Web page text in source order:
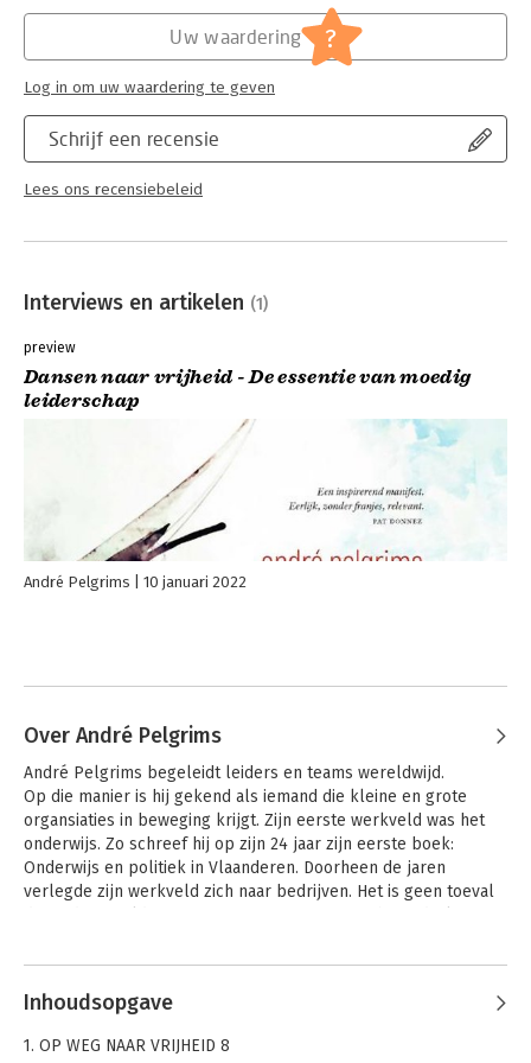
Schrijf een recensie
Lees ons recensiebeleid
Uw waardering ?
Log in om uw waardering te geven
Interviews en artikelen (1)
preview
Dansen naar vrijheid - De essentie van moedig
leiderschap
André Pelgrims 10 januari 2022
Over André Pelgrims
André Pelgrims begeleidt leiders en teams wereldwijd.
Op die manier is hij gekend als iemand die kleine en grote
organsiaties in beweging krijgt. Zijn eerste werkveld was het
onderwijs. Zo schreef hij op zijn 24 jaar zijn eerste boek:
Onderwijs en politiek in Vlaanderen. Doorheen de jaren
verlegde zijn werkveld zich naar bedrijven. Het is geen toeval
veel bijval kent. Zijn werk is erop gericht om elk individu vrij te
zoek naar blokkerende dynamieken met als doel vrijheid en
en oordelen. Zowel de geschiedenis van het individu als de
Andere boeken door André
Pelgrims
Inhoudsopgave
1. OP WEG NAAR VRIJHEID 8